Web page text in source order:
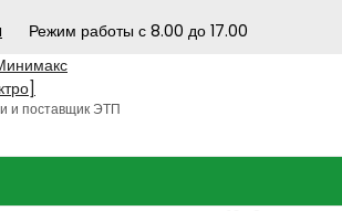
Режим работы с 8.00 до 17.00
и поставщик ЭТП